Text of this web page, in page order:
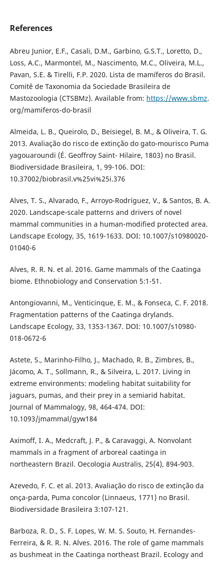
References
Abreu Junior, E.F., Casali, D.M., Garbino, G.S.T., Loretto, D.,
Loss, A.C., Marmontel, M., Nascimento, M.C., Oliveira, M.L.,
Pavan, S.E. & Tirelli, F.P. 2020. Lista de mamíferos do Brasil.
Comitê de Taxonomia da Sociedade Brasileira de
Mastozoologia (CTSBMz). Available from: https://www.sbmz.
org/mamiferos-do-brasil
Almeida, L. B., Queirolo, D., Beisiegel, B. M., & Oliveira, T. G.
2013. Avaliação do risco de extinção do gato-mourisco Puma
yagouaroundi (É. Geoffroy Saint- Hilaire, 1803) no Brasil.
Biodiversidade Brasileira, 1, 99-106. DOI:
10.37002/biobrasil.v%25vi%25i.376
Alves, T. S., Alvarado, F., Arroyo-Rodríguez, V., & Santos, B. A.
2020. Landscape-scale patterns and drivers of novel
mammal communities in a human-modified protected area.
Landscape Ecology, 35, 1619-1633. DOI: 10.1007/s10980020-
01040-6
Alves, R. R. N. et al. 2016. Game mammals of the Caatinga
biome. Ethnobiology and Conservation 5:1-51.
Antongiovanni, M., Venticinque, E. M., & Fonseca, C. F. 2018.
Fragmentation patterns of the Caatinga drylands.
Landscape Ecology, 33, 1353-1367. DOI: 10.1007/s10980-
018-0672-6
Astete, S., Marinho-Filho, J., Machado, R. B., Zimbres, B.,
Jácomo, A. T., Sollmann, R., & Silveira, L. 2017. Living in
extreme environments: modeling habitat suitability for
jaguars, pumas, and their prey in a semiarid habitat.
Journal of Mammalogy, 98, 464-474. DOI:
10.1093/jmammal/gyw184
Aximoff, I. A., Medcraft, J. P., & Caravaggi, A. Nonvolant
mammals in a fragment of arboreal caatinga in
northeastern Brazil. Oecologia Australis, 25(4), 894-903.
Azevedo, F. C. et al. 2013. Avaliação do risco de extinção da
onça-parda, Puma concolor (Linnaeus, 1771) no Brasil.
Biodiversidade Brasileira 3:107-121.
Barboza, R. D., S. F. Lopes, W. M. S. Souto, H. Fernandes-
Ferreira, & R. R. N. Alves. 2016. The role of game mammals
as bushmeat in the Caatinga northeast Brazil. Ecology and